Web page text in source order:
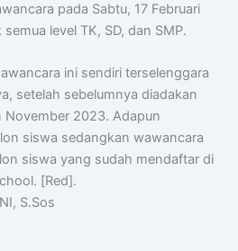
pada Sabtu, 17 Februari
level TK, SD, dan SMP.
ini sendiri terselenggara
setelah sebelumnya diadakan
November 2023. Adapun
siswa sedangkan wawancara
siswa yang sudah mendaftar di
[Red].
S.Sos